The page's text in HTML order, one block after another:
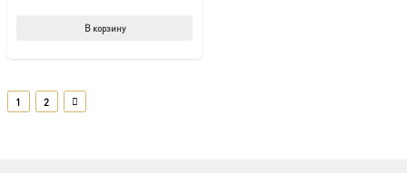
В корзину
1 2